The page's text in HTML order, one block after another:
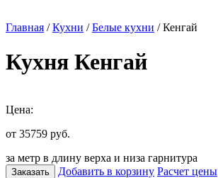
Главная /Кухни /Белые кухни / Кенгай
Кухня Кенгай
Цена:
от 35759 руб.
за метр в длину верха и низа гарнитура
Заказать Добавить в корзину Расчет цены